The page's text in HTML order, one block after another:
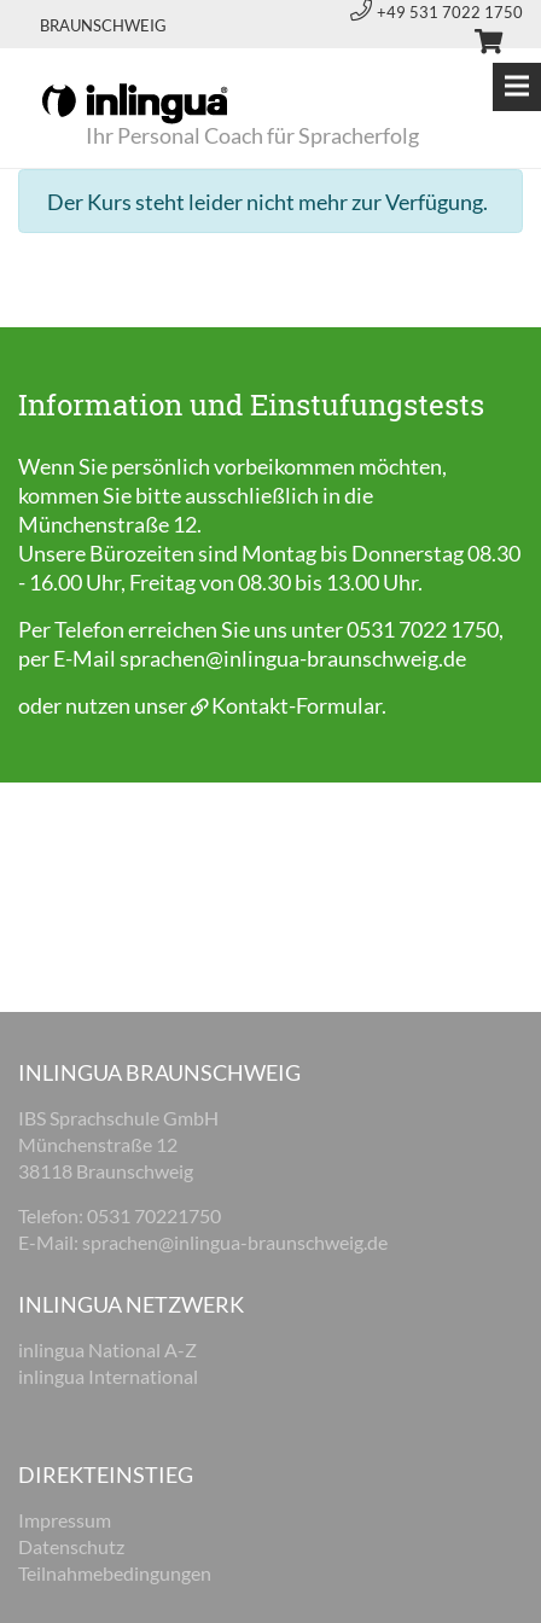
BRAUNSCHWEIG
+49 531 7022 1750
Ihr Personal Coach für Spracherfolg
Der Kurs steht leider nicht mehr zur Verfügung.
Information und Einstufungstests
Wenn Sie persönlich vorbeikommen möchten,
kommen Sie bitte ausschließlich in die
Münchenstraße 12.
Unsere Bürozeiten sind Montag bis Donnerstag 08.30
- 16.00 Uhr, Freitag von 08.30 bis 13.00 Uhr.
Per Telefon erreichen Sie uns unter 0531 7022 1750,
per E-Mail sprachen@inlingua-braunschweig.de
oder nutzen unser
Kontakt-Formular.
INLINGUA BRAUNSCHWEIG
IBS Sprachschule GmbH
Münchenstraße 12
38118 Braunschweig
Telefon: 0531 70221750
E-Mail: sprachen@inlingua-braunschweig.de
INLINGUA NETZWERK
inlingua National A-Z
inlingua International
DIREKTEINSTIEG
Impressum
Datenschutz
Teilnahmebedingungen